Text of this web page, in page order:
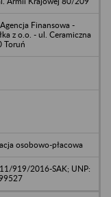
Finansowa -
z o.o. - ul. Ceramiczna
Toruń
osobowo-płacowa
919/2016-SAK; UNP: